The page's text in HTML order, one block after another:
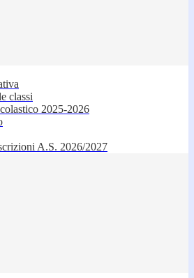
classi
2025-2026
A.S. 2026/2027